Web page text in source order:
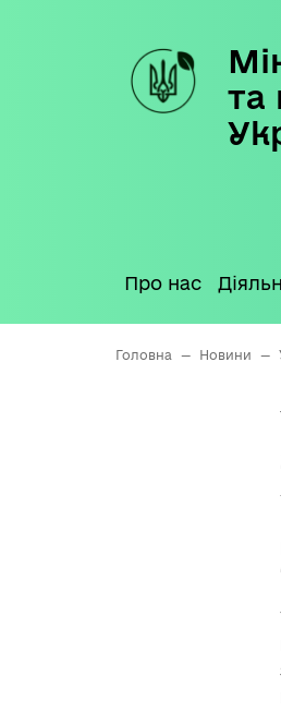
та
Про нас
Головна — Новини —